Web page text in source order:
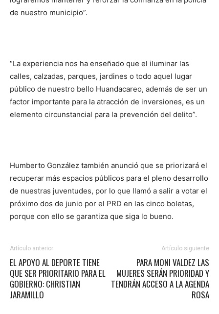
de nuestro municipio”.
“La experiencia nos ha enseñado que el iluminar las
calles, calzadas, parques, jardines o todo aquel lugar
público de nuestro bello Huandacareo, además de ser un
factor importante para la atracción de inversiones, es un
elemento circunstancial para la prevención del delito”.
Humberto González también anunció que se priorizará el
recuperar más espacios públicos para el pleno desarrollo
de nuestras juventudes, por lo que llamó a salir a votar el
próximo dos de junio por el PRD en las cinco boletas,
porque con ello se garantiza que siga lo bueno.
Artículo anterior
EL APOYO AL DEPORTE TIENE
QUE SER PRIORITARIO PARA EL
GOBIERNO: CHRISTIAN
JARAMILLO
Artículo siguiente
PARA MONI VALDEZ LAS
MUJERES SERÁN PRIORIDAD Y
TENDRÁN ACCESO A LA AGENDA
ROSA